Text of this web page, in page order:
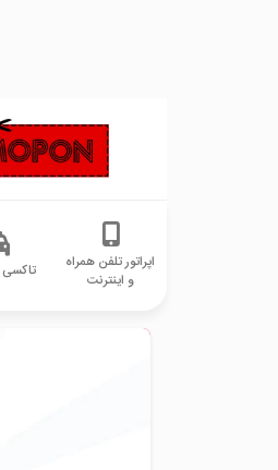
اپراتور تلفن همراه
و اینترنت
تاکسی